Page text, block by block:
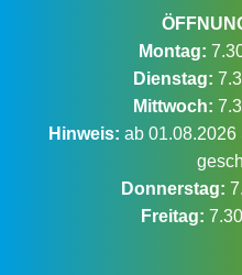
Montag:
Dienstag:
Mittwoch:
Hinweis: ab
Donnerstag:
Freitag: